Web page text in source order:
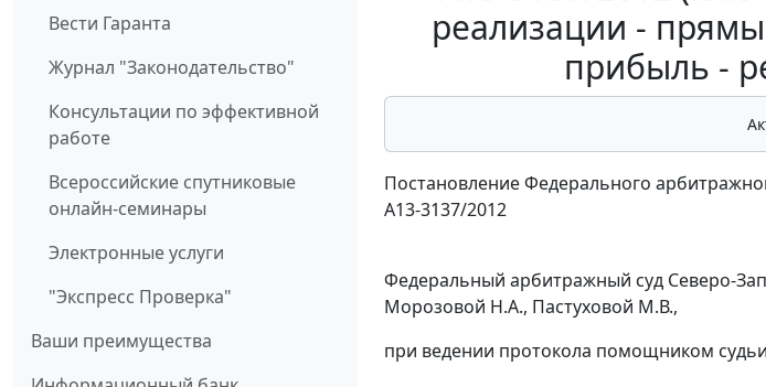
Вести Гаранта
Журнал "Законодательство"
Консультации по эффективной
работе
Всероссийские спутниковые
онлайн-семинары
Электронные услуги
"Экспресс Проверка"
Ваши преимущества
реализации -
прибыль -
Постановление Федерального
А13-3137/2012
Федеральный арбитражный суд Северо-
Морозовой Н.А., Пастуховой М.В.,
при ведении протокола помощником